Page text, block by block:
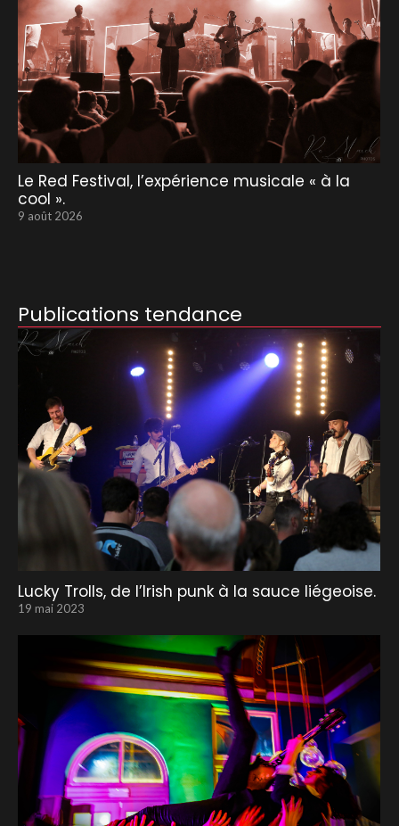
Le Red Festival, l’expérience musicale « à la
cool ».
9 août 2026
Publications tendance
Lucky Trolls, de l’Irish punk à la sauce liégeoise.
19 mai 2023